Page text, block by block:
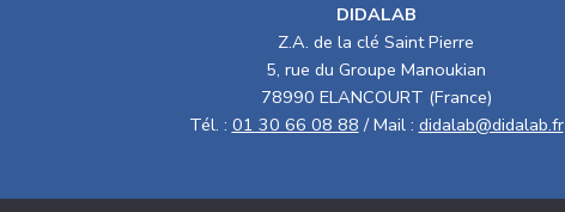
DIDALAB
Z.A. de la clé Saint Pierre
5, rue du Groupe Manoukian
78990 ELANCOURT (France)
Tél. : 01 30 66 08 88 / Mail : didalab@didalab.fr